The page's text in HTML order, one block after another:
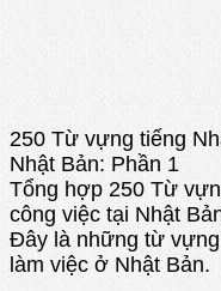
250 Từ vựng tiếng
Nhật Bản: Phần 1
Tổng hợp 250 Từ
công việc tại Nhật
Đây là những từ
làm việc ở Nhật Bản.